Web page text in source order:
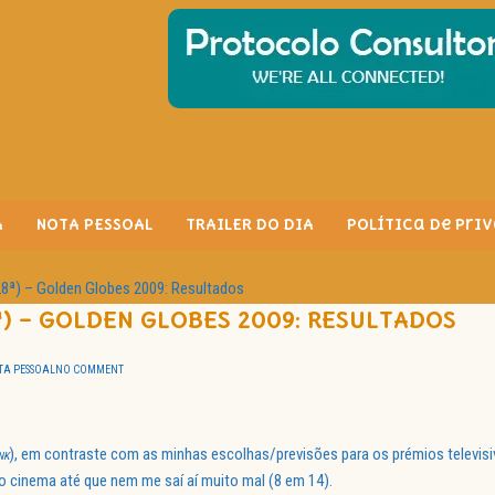
NOTA PESSOAL TRAILER DO DIA Política de
– Golden Globes 2009: Resultados
– GOLDEN GLOBES 2009: RESULTADOS
PESSOAL NO COMMENT
), em contraste com as minhas escolhas/previsões para os prémios
cinema até que nem me saí aí muito mal (8 em 14).